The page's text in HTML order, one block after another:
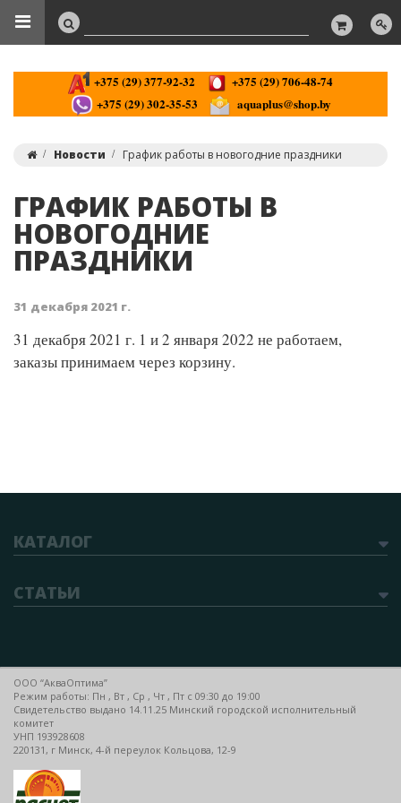
+375 (29) 377-92-32
+375 (29) 706-48-74
+375 (29) 302-35-53
aquaplus@shop.by
Новости График работы в новогодние праздники
ГРАФИК РАБОТЫ В
НОВОГОДНИЕ
ПРАЗДНИКИ
31 декабря 2021 г.
31 декабря 2021 г. 1 и 2 января 2022 не работаем,
заказы принимаем через корзину.
КАТАЛОГ
СТАТЬИ
ООО “АкваОптима”
Режим работы: Пн , Вт , Ср , Чт , Пт c 09:30 до 19:00
Свидетельство выдано 14.11.25 Минский городской исполнительный
комитет
УНП 193928608
220131, г Минск, 4-й переулок Кольцова, 12-9